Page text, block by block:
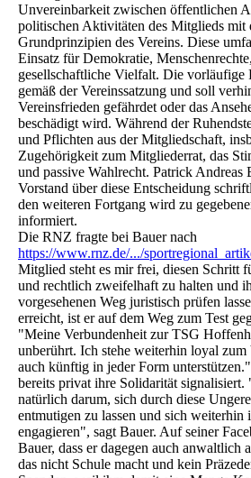
Unvereinbarkeit zwischen öffentlichen
politischen Aktivitäten des Mitglieds mit
Grundprinzipien des Vereins. Diese
Einsatz für Demokratie,
gesellschaftliche Vielfalt. Die vorläufige
gemäß der Vereinssatzung und soll
Vereinsfrieden gefährdet oder das
beschädigt wird. Während der
und Pflichten aus der Mitgliedschaft,
Zugehörigkeit zum Mitgliederrat, das
und passive Wahlrecht. Patrick Andreas
Vorstand über diese Entscheidung
den weiteren Fortgang wird zu
informiert.
Die RNZ fragte bei Bauer nach
https://www.rnz.de/.../
Mitglied steht es mir frei, diesen Schritt
und rechtlich zweifelhaft zu halten und
vorgesehenen Weg juristisch prüfen
erreicht, ist er auf dem Weg zum Test
"Meine Verbundenheit zur TSG
unberührt. Ich stehe weiterhin loyal
auch künftig in jeder Form
bereits privat ihre Solidarität signalisiert.
natürlich darum, sich durch diese
entmutigen zu lassen und sich weiterhin
engagieren", sagt Bauer. Auf seiner
Bauer, dass er dagegen auch anwaltlich
das nicht Schule macht und kein